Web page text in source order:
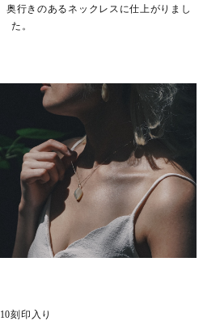
奥行きのあるネックレスに仕上がりまし
た。
刻印入り